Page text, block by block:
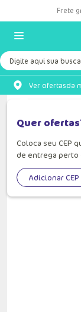
Frete
Digite aqui sua
Ver ofertasda
Quer
Coloca seu CEP
de entrega perto
Adicionar CEP